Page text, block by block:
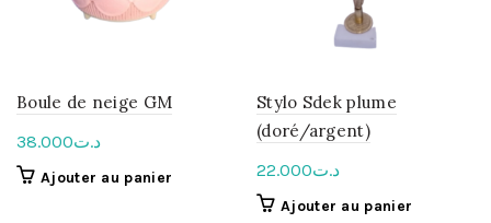
Boule de neige GM
د.ت38.000
Ajouter au panier
Stylo Sdek plume
(doré/argent)
د.ت22.000
Ajouter au panier